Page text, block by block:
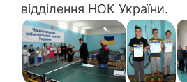
відділення НОК України.